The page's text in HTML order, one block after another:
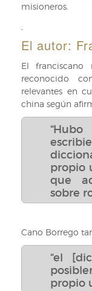
misioneros.
El autor:
El franciscano
reconocido
relevantes en
china según
propio
que
sobre
Cano Borrego
“el
propio